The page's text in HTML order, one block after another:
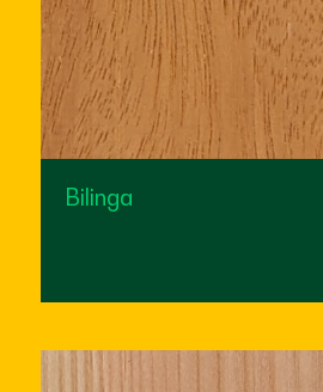
Bilinga